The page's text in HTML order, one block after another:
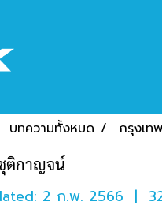
บทความทั้งหมด กรุงเท
ติกาญจน์
2 ก.พ. 2566 |